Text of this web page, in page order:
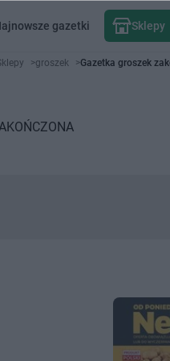
gazetki Sklepy
>groszek >Gazetka groszek